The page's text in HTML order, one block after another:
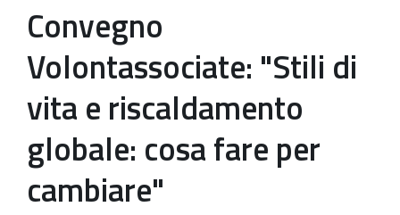
Convegno
Volontassociate: "Stili di
vita e riscaldamento
globale: cosa fare per
cambiare"